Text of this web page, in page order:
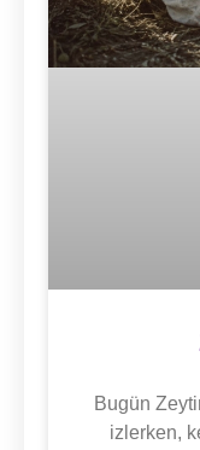
Bugün
izlerken,